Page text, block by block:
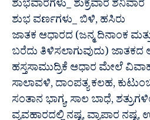
ಶುಭವಾರಗಳು_ ಶುಕ್ರವಾರ ಶನಿವಾರ
ಶುಭ ವರ್ಣಗಳು_ ಬಿಳಿ, ಹಸಿರು
ಜಾತಕ ಆಧಾರದ (ಜನ್ಮ ದಿನಾಂಕ
ಬರೆದು ತಿಳಿಸಲಾಗುವುದು) ಜಾತಕದ
ಹಸ್ತಸಾಮುದ್ರಿಕೆ ಆಧಾರ ಮೇಲೆ
ಸಾಲಾವಳಿ, ದಾಂಪತ್ಯ ಕಲಹ,
ಸಂತಾನ ಭಾಗ್ಯ, ಸಾಲ ಬಾಧೆ,